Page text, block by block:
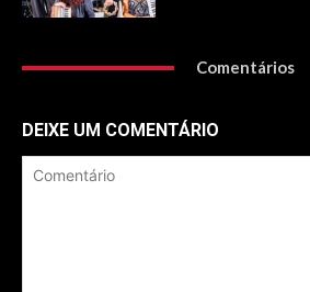
Comentários
DEIXE UM COMENTÁRIO